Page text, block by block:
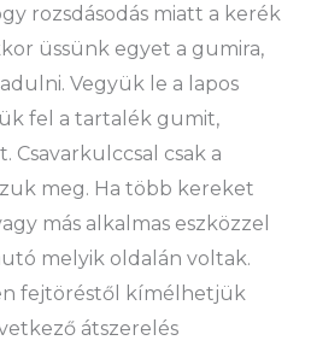
rozsdásodás miatt a kerék
üssünk egyet a gumira,
Vegyük le a lapos
fel a tartalék gumit,
Csavarkulccsal csak a
meg. Ha több kereket
más alkalmas eszközzel
melyik oldalán voltak.
fejtöréstől kímélhetjük
átszerelés